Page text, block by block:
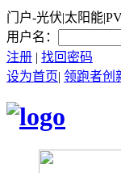
门户-光伏|太阳能
用户名：
注册 | 找回密码
设为首页| 领跑者创